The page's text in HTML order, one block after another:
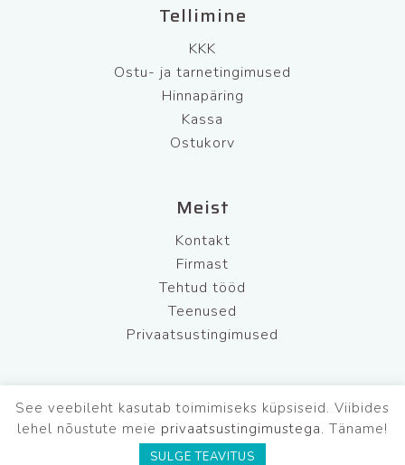
Tellimine
KKK
Ostu- ja tarnetingimused
Hinnapäring
Kassa
Ostukorv
Meist
Kontakt
Firmast
Tehtud tööd
Teenused
Privaatsustingimused
BFL Security OÜ
Tel: +372 681 7220
Mob: +372 565 5542
E-R: 9.00-17.00
See veebileht kasutab toimimiseks küpsiseid. Viibides
lehel nõustute meie privaatsustingimustega. Täname!
SULGE TEAVITUS